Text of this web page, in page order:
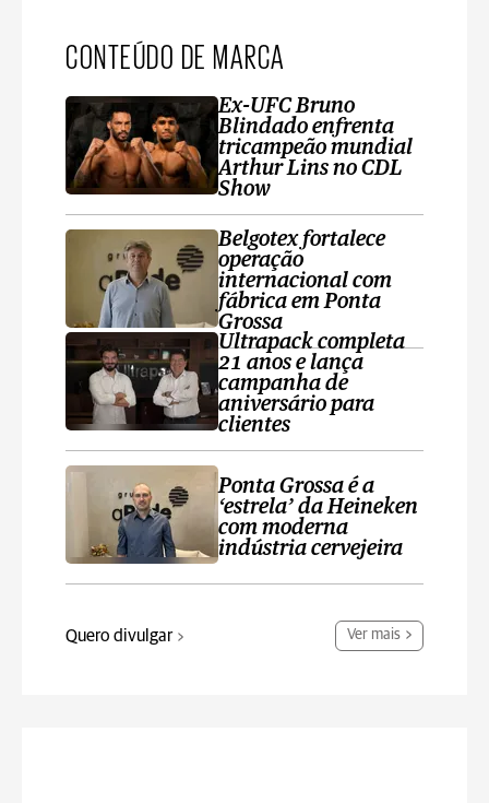
CONTEÚDO DE MARCA
Ex-UFC Bruno
Blindado enfrenta
tricampeão mundial
Arthur Lins no CDL
Show
Belgotex fortalece
operação
internacional com
fábrica em Ponta
Grossa
Ultrapack completa
21 anos e lança
campanha de
aniversário para
clientes
Ponta Grossa é a
‘estrela’ da Heineken
com moderna
indústria cervejeira
Quero divulgar Ver mais